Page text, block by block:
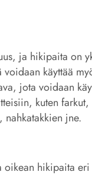
ja hikipaita
käyttää
jota voidaan
kuten
jne.
oikean hikipaita